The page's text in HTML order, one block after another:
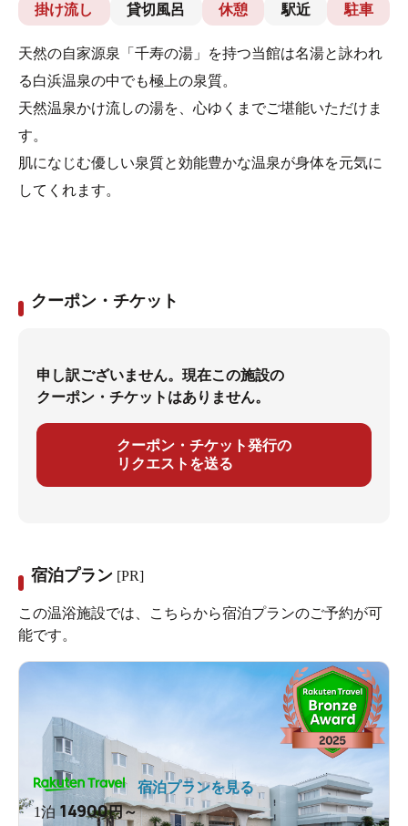
掛け流し 貸切風呂 休憩 駅近 駐車
天然の自家源泉「千寿の湯」を持つ当館は名湯と詠われ
る白浜温泉の中でも極上の泉質。
天然温泉かけ流しの湯を、心ゆくまでご堪能いただけま
す。
肌になじむ優しい泉質と効能豊かな温泉が身体を元気に
してくれます。
クーポン・チケット
申し訳ございません。現在この施設の
クーポン・チケットはありません。
クーポン・チケット発行の
リクエストを送る
宿泊プラン [PR]
この温浴施設では、こちらから宿泊プランのご予約が可
能です。
1泊 14900円～
宿泊プランを見る